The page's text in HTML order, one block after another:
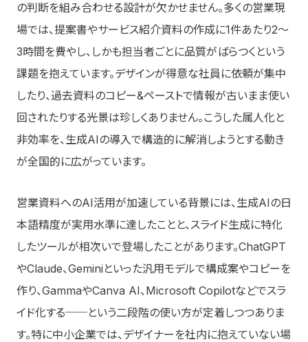
の判断を組み合わせる設計が欠かせません。多くの営業現
場では、提案書やサービス紹介資料の作成に1件あたり2〜
3時間を費やし、しかも担当者ごとに品質がばらつくという
課題を抱えています。デザインが得意な社員に依頼が集中
したり、過去資料のコピー&ペーストで情報が古いまま使い
回されたりする光景は珍しくありません。こうした属人化と
非効率を、生成AIの導入で構造的に解消しようとする動き
が全国的に広がっています。
営業資料へのAI活用が加速している背景には、生成AIの日
本語精度が実用水準に達したことと、スライド生成に特化
したツールが相次いで登場したことがあります。ChatGPT
やClaude、Geminiといった汎用モデルで構成案やコピーを
作り、GammaやCanva AI、Microsoft Copilotなどでスラ
イド化する──という二段階の使い方が定着しつつありま
す。特に中小企業では、デザイナーを社内に抱えていない場